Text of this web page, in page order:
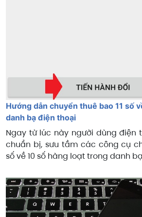
Hướng dẫn chuyển thuê bao 11 số
danh bạ điện thoại
Ngay từ lúc này người dùng điện
chuẩn bị, sưu tầm các công cụ
số về 10 số hàng loạt trong danh